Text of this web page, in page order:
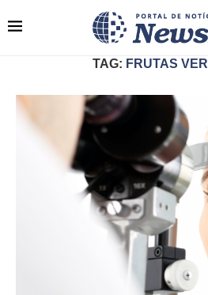
TAG: FRUTAS